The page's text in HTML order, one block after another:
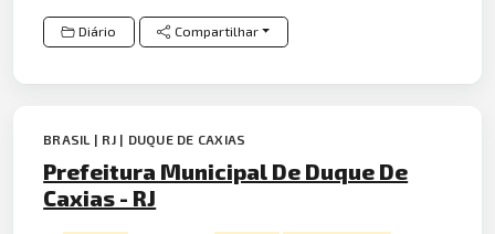
Diário Compartilhar
BRASIL | RJ | DUQUE DE CAXIAS
Prefeitura Municipal De Duque De
Caxias - RJ